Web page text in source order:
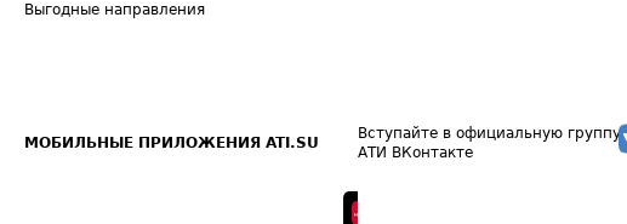
Выгодные направления
МОБИЛЬНЫЕ ПРИЛОЖЕНИЯ ATI.SU
Вступайте в официальную группу
АТИ ВКонтакте